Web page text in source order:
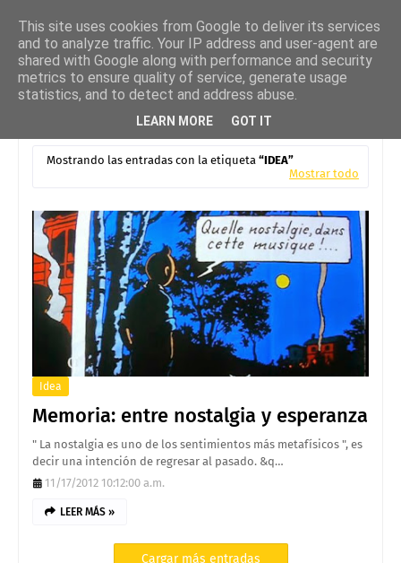
Mostrando las entradas con la etiqueta IDEA
Mostrar todo
Idea
Memoria: entre nostalgia y esperanza
" La nostalgia es uno de los sentimientos más metafísicos ", es
decir una intención de regresar al pasado. &q…
11/17/2012 10:12:00 a.m.
LEER MÁS »
Cargar más entradas
This site uses cookies from Google to deliver its services
and to analyze traffic. Your IP address and user-agent are
shared with Google along with performance and security
metrics to ensure quality of service, generate usage
statistics, and to detect and address abuse.
LEARN MORE GOT IT